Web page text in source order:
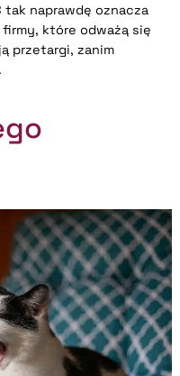
tak naprawdę oznacza
które odważą się
przetargi, zanim